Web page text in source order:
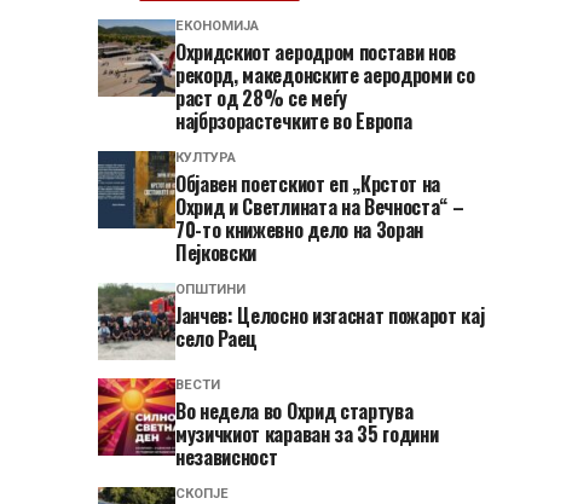
ЕКОНОМИЈА
Охридскиот аеродром постави нов
рекорд, македонските аеродроми со
раст од 28% се меѓу
најбрзорастечките во Европа
КУЛТУРА
Објавен поетскиот еп „Крстот на
Охрид и Светлината на Вечноста“ –
70-то книжевно дело на Зоран
Пејковски
ОПШТИНИ
Јанчев: Целосно изгаснат пожарот кај
село Раец
ВЕСТИ
Во недела во Охрид стартува
музичкиот караван за 35 години
независност
СКОПЈЕ